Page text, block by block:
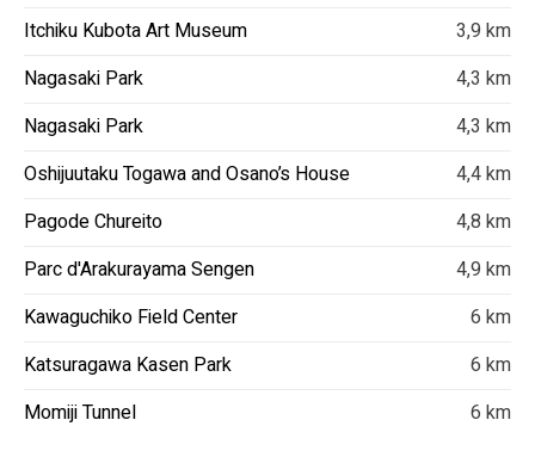
Itchiku Kubota Art Museum
3,9 km
Nagasaki Park
4,3 km
Nagasaki Park
4,3 km
Oshijuutaku Togawa and Osano’s House
4,4 km
Pagode Chureito
4,8 km
Parc d'Arakurayama Sengen
4,9 km
Kawaguchiko Field Center
6 km
Katsuragawa Kasen Park
6 km
Momiji Tunnel
6 km